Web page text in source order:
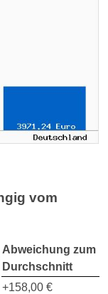
vom
Abweichung zum
Durchschnitt
+158,00 €